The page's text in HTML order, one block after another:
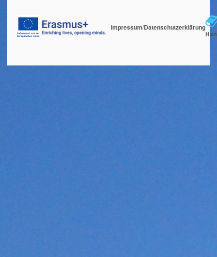
Impressum/Datenschutzerklärung